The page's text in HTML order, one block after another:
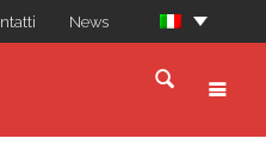
News